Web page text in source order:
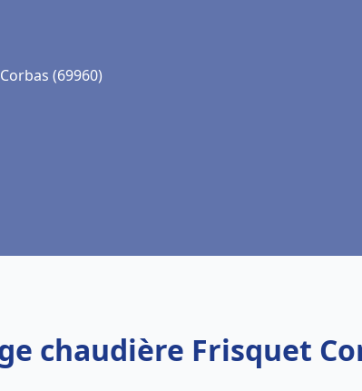
(69960)
chaudière Frisquet